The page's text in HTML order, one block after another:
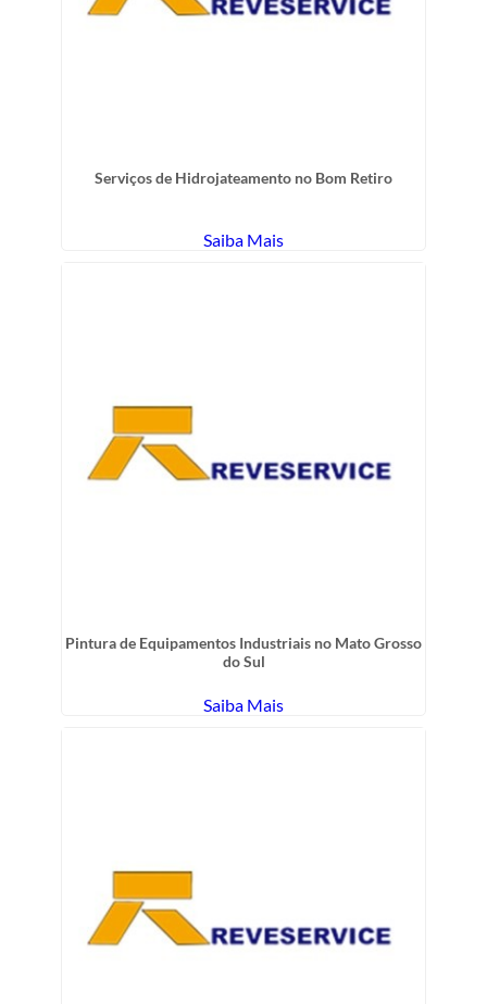
Serviços de Hidrojateamento no Bom Retiro
Saiba Mais
Pintura de Equipamentos Industriais no Mato Grosso
do Sul
Saiba Mais